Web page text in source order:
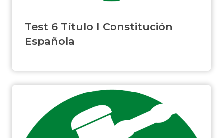
Test 6 Título I Constitución
Española